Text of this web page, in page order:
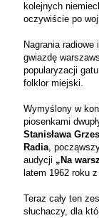
kolejnych
oczywiście po
Nagrania radiowe
gwiazdę
popularyzacji
folklor miejski.
Wymyślony w
piosenkami
Stanisława
Radia,
audycji „Na
latem 1962 roku
Teraz cały ten
słuchaczy, dla